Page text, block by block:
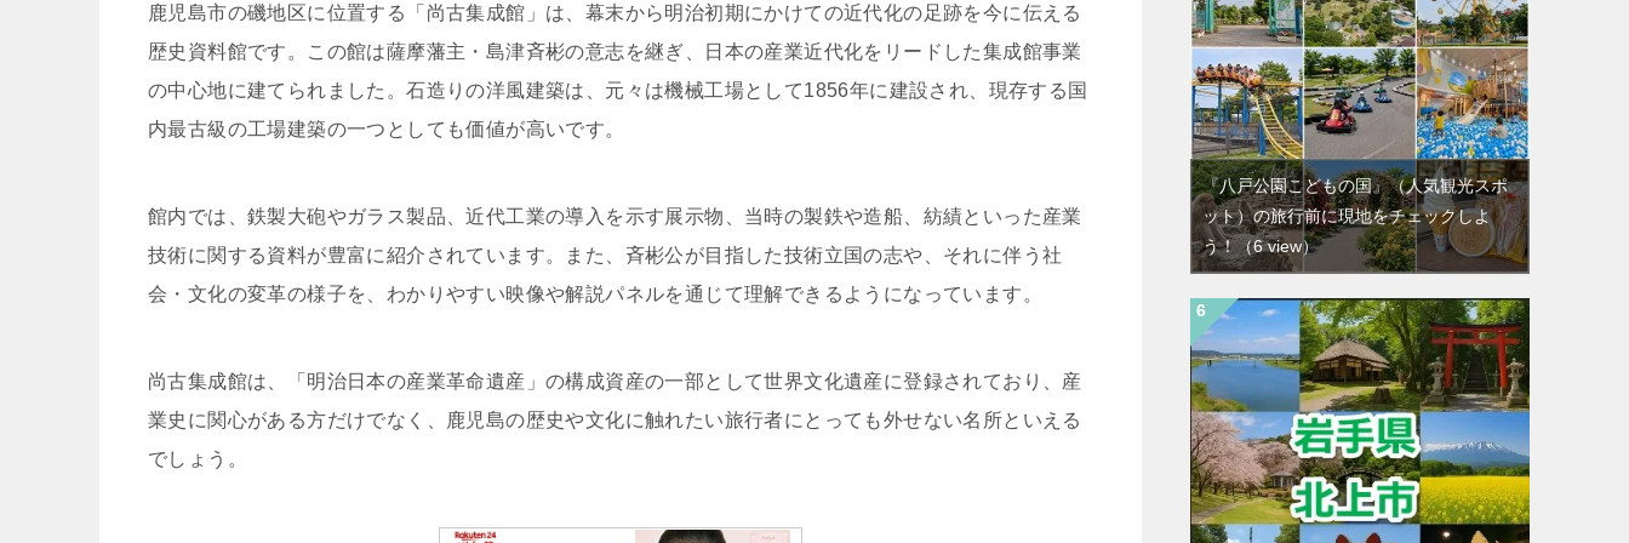
鹿児島市の磯地区に位置する「尚古集成館」は、幕末から明治初期にかけての近代化の足跡を今に伝える
歴史資料館です。この館は薩摩藩主・島津斉彬の意志を継ぎ、日本の産業近代化をリードした集成館事業
の中心地に建てられました。石造りの洋風建築は、元々は機械工場として1856年に建設され、現存する国
内最古級の工場建築の一つとしても価値が高いです。
館内では、鉄製大砲やガラス製品、近代工業の導入を示す展示物、当時の製鉄や造船、紡績といった産業
技術に関する資料が豊富に紹介されています。また、斉彬公が目指した技術立国の志や、それに伴う社
会・文化の変革の様子を、わかりやすい映像や解説パネルを通じて理解できるようになっています。
尚古集成館は、「明治日本の産業革命遺産」の構成資産の一部として世界文化遺産に登録されており、産
業史に関心がある方だけでなく、鹿児島の歴史や文化に触れたい旅行者にとっても外せない名所といえる
でしょう。
『八戸公園こどもの国』（人気観光スポ
ット）の旅行前に現地をチェックしよ
う！ （6 view）